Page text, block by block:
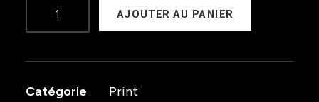
de
THE
AJOUTER AU PANIER
Catégorie Print